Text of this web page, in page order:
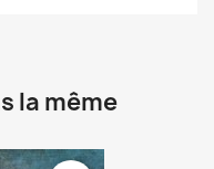
la même